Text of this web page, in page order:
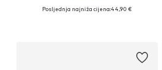
+3
Dostupne veličine: One Size
Posljednja najniža cijena:44,90 €